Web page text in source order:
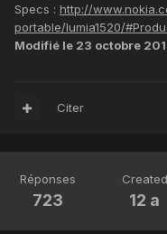
Specs : http://
portable/lumia1520/
Modifié le 23 octobre
Citer
Réponses
723
Created
12 a